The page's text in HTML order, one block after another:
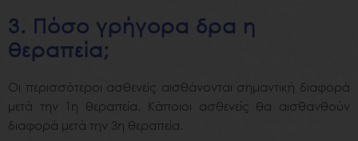
3. Πόσο γρήγορα δρα η
θεραπεία;
Οι περισσότεροι ασθενείς αισθάνονται σημαντική διαφορά
μετά την 1η θεραπεία. Κάποιοι ασθενείς θα αισθανθούν
διαφορά μετά την 3η θεραπεία.